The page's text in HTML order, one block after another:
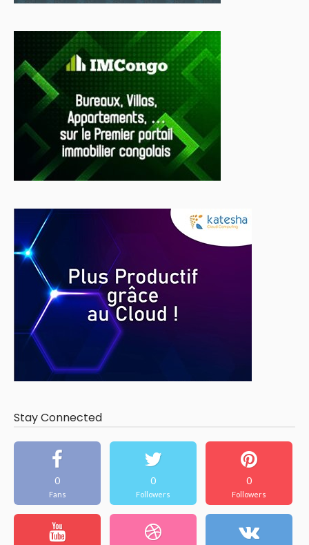
Stay Connected
0
Fans
0
Followers
0
Followers